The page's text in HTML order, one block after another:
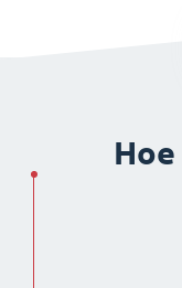
Hoe